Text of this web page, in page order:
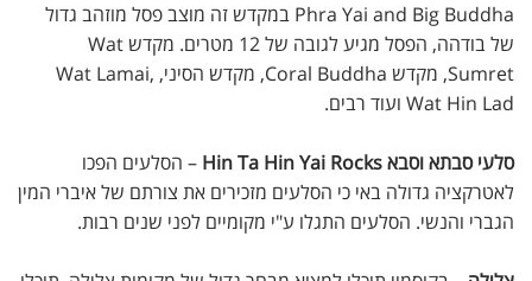
Phra Yai and Big Buddha במקדש זה מוצב פסל מוזהב גדול
של בודהה, הפסל מגיע לגובה של 12 מטרים. מקדש Wat
Sumret, מקדש Coral Buddha, מקדש הסיני, Wat Lamai,
Wat Hin Lad ועוד רבים.
סלעי סבתא וסבא Hin Ta Hin Yai Rocks
– הסלעים הפכו
לאטרקציה גדולה באי כי הסלעים מזכירים את צורתם של איברי המין
הגברי והנשי. הסלעים התגלו ע"י מקומיים לפני שנים רבות.